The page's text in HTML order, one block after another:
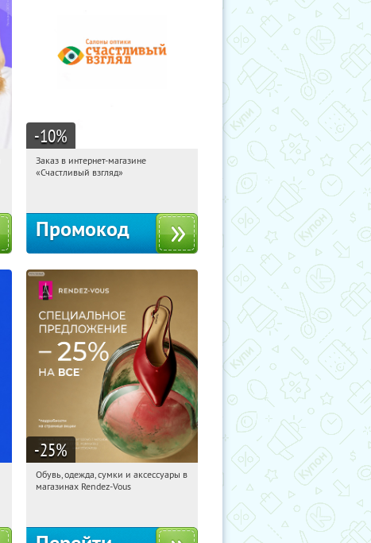
-10%
23:27:33
Получи первым!
Заказ в интернет-магазине
«Счастливый взгляд»
Промокод
-25%
23:27:33 Получили: 3
Обувь, одежда, сумки и аксессуары в
магазинах Rendez-Vous